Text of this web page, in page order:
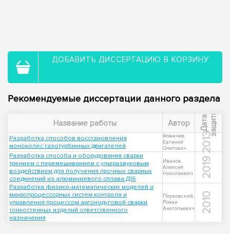
ДОБАВИТЬ ДИССЕРТАЦИЮ В КОРЗИНУ
Рекомендуемые диссертации данного раздела
Название работы Автор Д
а
т
а
з
а
щ
и
т ы
Разработка способов восстановления
моноколес газотурбинных двигателей
Фомичев,
Евгений
Олегович
2013
Разработка способа и оборудования сварки
трением с перемешиванием с ультразвуковым
воздействием для получения прочных сварных
соединений из алюминиевого сплава Д16
Иванов,
Алексей
Николаевич
2019
Разработка физико-математических моделей и
микропроцессорных систем контроля и
управления процессом аргонодуговой сварки
тонкостенных изделий ответственного
назначения
Перковский,
Роман
Анатольевич
2010